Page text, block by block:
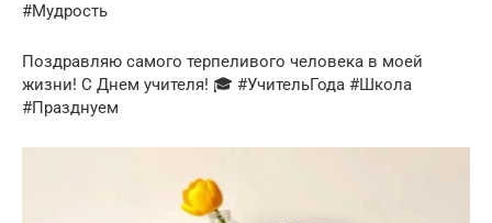
#Мудрость
Поздравляю самого терпеливого человека в моей
жизни! С Днем учителя! 🎓 #УчительГода #Школа
#Празднуем